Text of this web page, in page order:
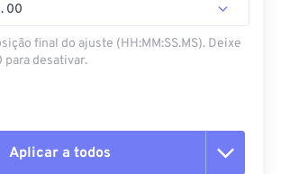
. 00
final do ajuste (HH:MM:SS.MS). Deixe
desativar.
Aplicar a todos